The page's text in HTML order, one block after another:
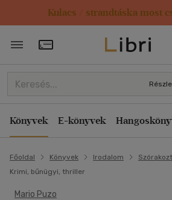
Kulacs / strandtáska most
Törzsvásárlói Kártya adatai
Könyvek E-könyvek
Főoldal Könyvek Irodalom
Krimi, bűnügyi, thriller
Mario Puzo